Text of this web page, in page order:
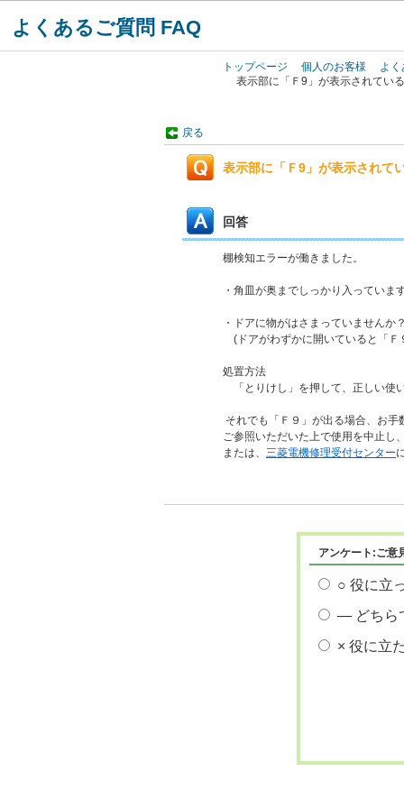
よくあるご質問 FAQ
トップページ 個人のお客様
よく
表示部に「Ｆ9」が表示されてい
戻る
表示部に「Ｆ9」が表示されて
回答
棚検知エラーが働きました。
・角皿が奥までしっかり入っていま
・ドアに物がはさまっていませんか
(ドアがわずかに開いていると「Ｆ
処置方法
「とりけし」を押して、正しい使
それでも「Ｆ９」が出る場合、お
ご参照いただいた上で使用を中止し
または、 三菱電機修理受付センター
アンケート:ご意
○ 役に立
― どちら
× 役に立